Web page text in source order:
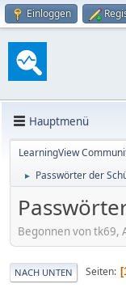
Einloggen
Hauptmenü
LearningView
► Passwörter der
Begonnen von tk69,
NACH UNTEN Seiten